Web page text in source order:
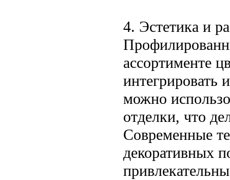
4. Эстетика и
ассортименте
интегрировать
можно
отделки, что
Современные
декоративных